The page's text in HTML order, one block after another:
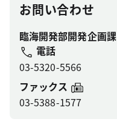
お問い合わせ
臨海開発部開発企画課
電話
03-5320-5566
ファックス
03-5388-1577